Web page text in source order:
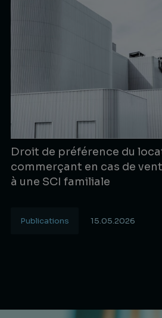
Droit de préférence du
commerçant en cas de
à une SCI familiale
Publications 15.05.2026